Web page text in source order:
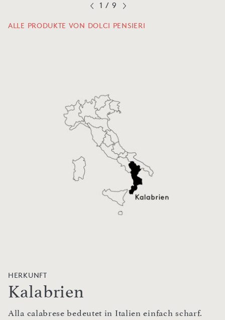
1 / 9
ALLE PRODUKTE VON DOLCI PENSIERI
HERKUNFT
Kalabrien
Alla calabrese bedeutet in Italien einfach scharf.